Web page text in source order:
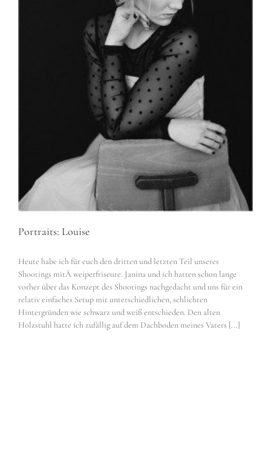
Portraits: Louise
Heute habe ich für euch den dritten und letzten Teil unseres
Shootings mitÂ weiperfriseure. Janina und ich hatten schon lange
vorher über das Konzept des Shootings nachgedacht und uns für ein
relativ einfaches Setup mit unterschiedlichen, schlichten
Hintergründen wie schwarz und weiß entschieden. Den alten
Holzstuhl hatte ich zufällig auf dem Dachboden meines Vaters [...]